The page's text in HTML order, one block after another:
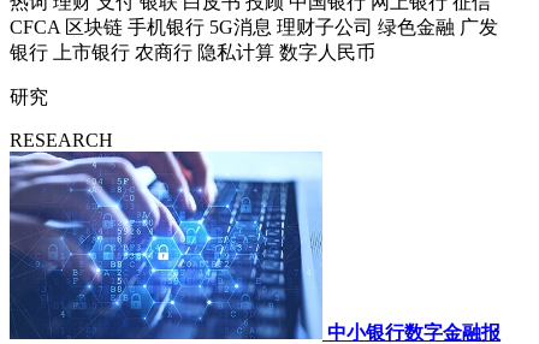
CFCA 区块链 手机银行 5G消息 理财子公司 绿色金融 广发
银行
上市银行 农商行 隐私计算 数字人民币
研究
RESEARCH
中小银行数字金融报